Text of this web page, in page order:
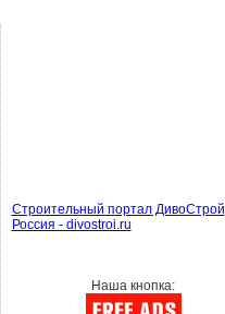
Строительный портал ДивоСтрой
Россия - divostroi.ru
Наша кнопка: